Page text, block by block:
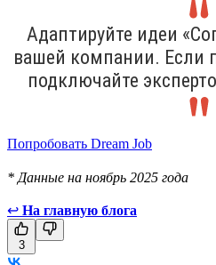
Адаптируйте идеи
вашей компании. Если
подключайте
Попробовать Dream Job
* Данные на ноябрь 2025 года
↩ На главную блога
3